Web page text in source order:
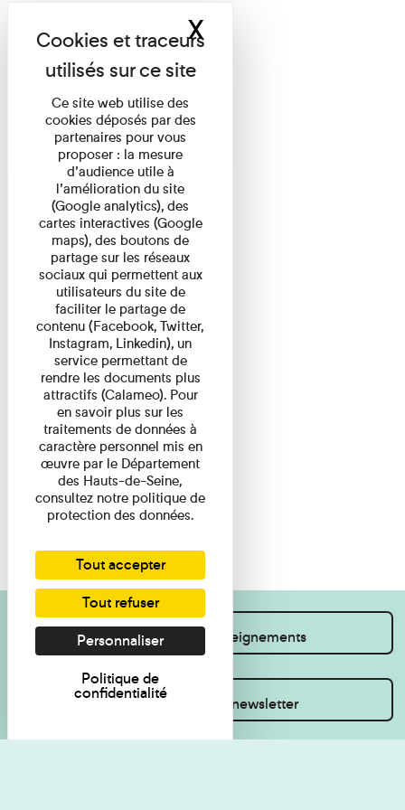
Je souhaite des renseignements
Inscrivez-vous à la newsletter
Ce site web utilise des
cookies déposés par des
partenaires pour vous
proposer : la mesure
d’audience utile à
l’amélioration du site
(Google analytics), des
cartes interactives (Google
maps), des boutons de
partage sur les réseaux
sociaux qui permettent aux
utilisateurs du site de
faciliter le partage de
contenu (Facebook, Twitter,
Instagram, Linkedin), un
service permettant de
rendre les documents plus
attractifs (Calameo). Pour
en savoir plus sur les
traitements de données à
caractère personnel mis en
œuvre par le Département
des Hauts-de-Seine,
consultez notre politique de
protection des données.
Tout accepter
Tout refuser
Personnaliser
Politique de
confidentialité
XMasquer le